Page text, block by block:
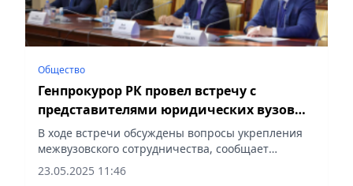
Общество
Генпрокурор РК провел встречу с
представителями юридических вузов
стран-членов ОТГ
В ходе встречи обсуждены вопросы укрепления
межвузовского сотрудничества, сообщает
Vecher.kz.
23.05.2025 11:46